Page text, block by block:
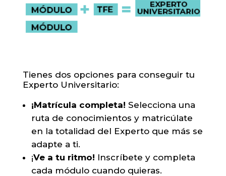
Tienes dos opciones para conseguir tu
Experto Universitario:
¡Matrícula completa! Selecciona una
ruta de conocimientos y matricúlate
en la totalidad del Experto que más se
adapte a ti.
¡Ve a tu ritmo! Inscríbete y completa
cada módulo cuando quieras.